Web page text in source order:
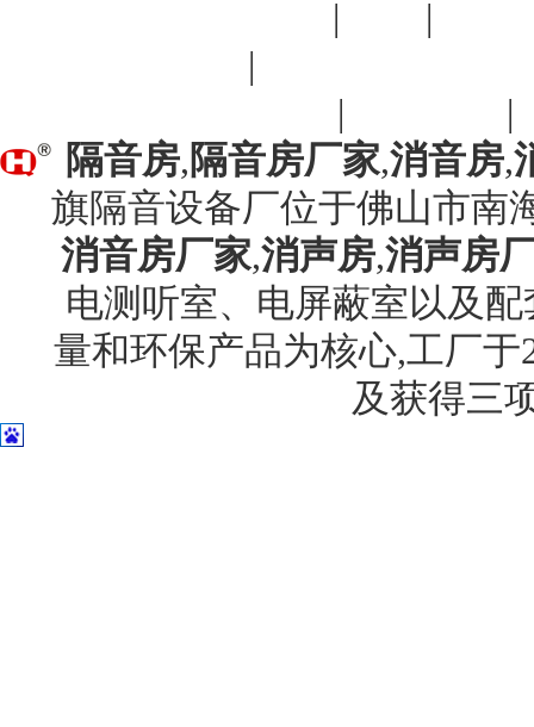
| |
|
| |
隔音房, 隔音房厂家,消音房,
旗隔音设备厂位于佛山市南
消音房厂家,消声房,消声房
电测听室、电屏蔽室以及
量和环保产品为核心,工厂于
及获得三